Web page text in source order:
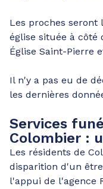
Les proches
église située à côté
Église Saint-Pierre
Il n'y a pas eu de
les dernières
Services
Colombier :
Les résidents de
disparition d'un
l'appui de l'agence